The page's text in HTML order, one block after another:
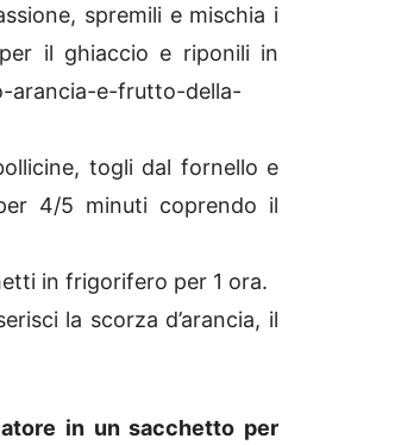
spremili e mischia i
il ghiaccio e riponili in
togli dal fornello e
4/5 minuti coprendo il
in frigorifero per 1 ora.
la scorza d’arancia, il
in un sacchetto per